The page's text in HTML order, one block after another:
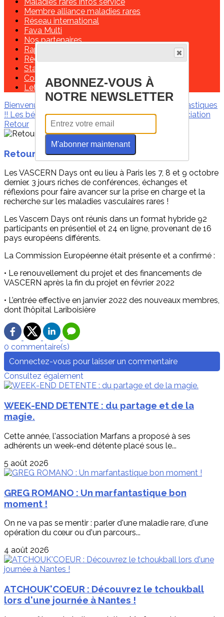
Membre alliance maladies rares
Réseau international
Fava Multi
Nos partenaires
Rapports moraux et financiers
Règlement intérieur
Statuts de l'association
Contactez-nous!
Lettre de missions d'un délégué régional
Bienvenue
Marfantastiques
!! Les bénévolesContactez-nous !Soutenir l'association
Retour
Retour sur les VASCERN Days
Les VASCERN Days ont eu lieu à Paris les 7, 8 et 9 octobre
dernier. 3 jours riches de conférences, échanges et
réflexions pour faire avancer sur la prise en charge et la
recherche sur les maladies vasculaires rares !
Les Vascern Days ont réunis dans un format hybride 92
participants en présentiel et 24 en ligne, provenant de 16
pays européens différents.
La Commission Européenne était présente et a confirmé :
• Le renouvellement du projet et des financements de
VASCERN après la fin du projet en février 2022
• L’entrée effective en janvier 2022 des nouveaux membres,
dont l’hôpital Lariboisière
0 commentaire(s)
Connectez-vous pour laisser un commentaire
Consultez également
WEEK-END DETENTE : du partage et de la
magie.
Cette année, l'association Marfans a proposé à ses
adhérents un week-end détente placé sous le...
5 août 2026
GREG ROMANO : Un marfantastique bon
moment !
On ne va pas se mentir : parler d'une maladie rare, d'une
opération du cœur ou d'un parcours...
4 août 2026
ATCHOUK'COEUR : Découvrez le tchoukball
lors d'une journée à Nantes !
ABONNEZ-VOUS À
NOTRE NEWSLETTER
M'abonner maintenant